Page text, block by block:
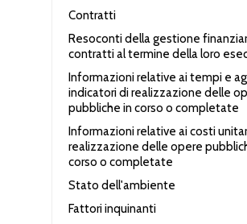
Contratti
Resoconti della gestione
contratti al termine della loro
Informazioni relative ai tempi e
indicatori di realizzazione delle
pubbliche in corso o completate
Informazioni relative ai costi
realizzazione delle opere
corso o completate
Stato dell'ambiente
Fattori inquinanti